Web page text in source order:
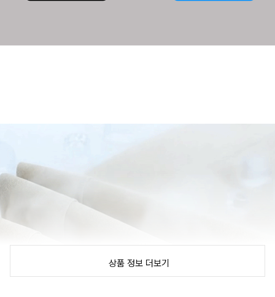
상품 정보 더보기